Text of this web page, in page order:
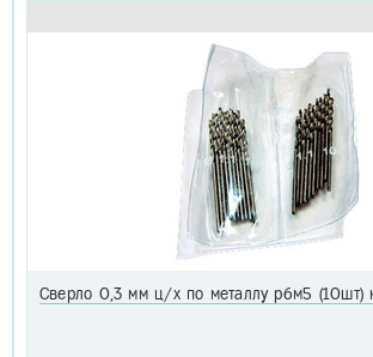
Сверло 0,3 мм ц/х по металлу р6м5 (10шт)